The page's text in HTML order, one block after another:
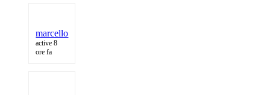
marcello
active 8
ore fa